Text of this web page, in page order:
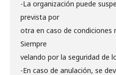
-La organización puede
prevista por
otra en caso de condiciones
Siempre
velando por la seguridad de
-En caso de anulación, se